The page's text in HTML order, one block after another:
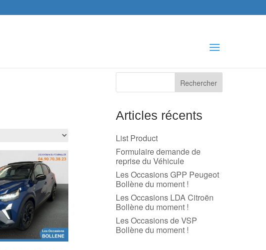
Articles récents
List Product
Formulaire demande de
reprise du Véhicule
Les Occasions GPP Peugeot
Bollène du moment !
Les Occasions LDA Citroën
Bollène du moment !
Les Occasions de VSP
Bollène du moment !